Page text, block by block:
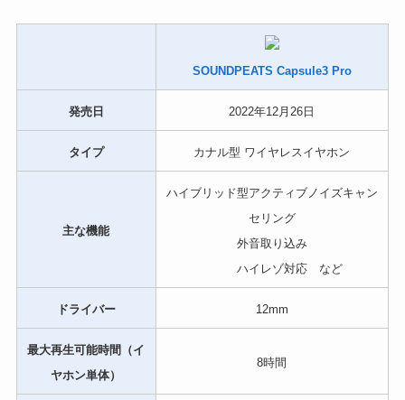
SOUNDPEATS Capsule3 Pro
発売日 2022年12月26日
タイプ カナル型 ワイヤレスイヤホン
主な機能
ハイブリッド型アクティブノイズキャン
セリング
外音取り込み
ハイレゾ対応 など
ドライバー 12mm
最大再生可能時間（イ
ヤホン単体）
8時間